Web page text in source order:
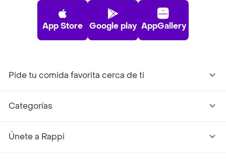
App Store Google play AppGallery
Pide tu comida favorita cerca de ti
Categorías
Únete a Rappi